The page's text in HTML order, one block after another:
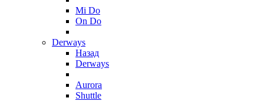
Mi Do
On Do
Derways
Назад
Derways
Aurora
Shuttle